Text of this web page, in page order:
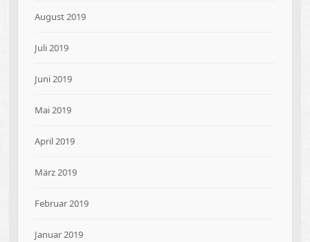
August 2019
Juli 2019
Juni 2019
Mai 2019
April 2019
März 2019
Februar 2019
Januar 2019